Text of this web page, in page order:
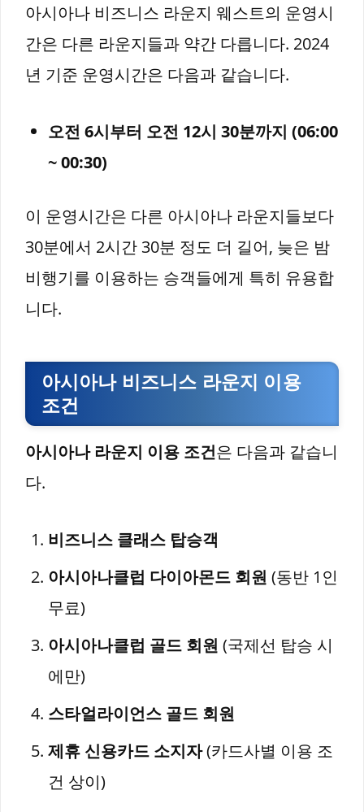
아시아나 비즈니스 라운지 웨스트의 운영시
간은 다른 라운지들과 약간 다릅니다. 2024
년 기준 운영시간은 다음과 같습니다.
오전 6시부터 오전 12시 30분까지 (06:00
~ 00:30)
이 운영시간은 다른 아시아나 라운지들보다
30분에서 2시간 30분 정도 더 길어, 늦은 밤
비행기를 이용하는 승객들에게 특히 유용합
니다.
아시아나 비즈니스 라운지 이용
조건
아시아나 라운지 이용 조건은 다음과 같습니
다.
비즈니스 클래스 탑승객
아시아나클럽 다이아몬드 회원 (동반 1인
무료)
아시아나클럽 골드 회원 (국제선 탑승 시
에만)
스타얼라이언스 골드 회원
제휴 신용카드 소지자(카드사별 이용 조
건 상이)